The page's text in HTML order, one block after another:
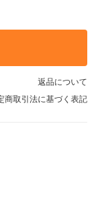
返品について
商取引法に基づく表記